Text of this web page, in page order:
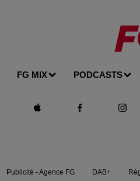
FG MIX PODCASTS
Publicité - Agence FG DAB+